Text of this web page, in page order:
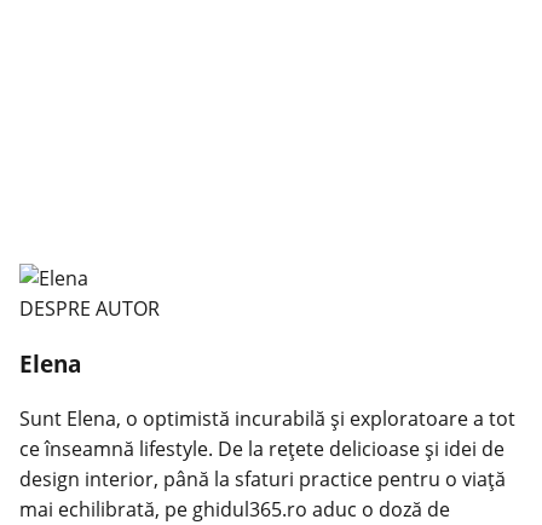
DESPRE AUTOR
Elena
Sunt Elena, o optimistă incurabilă și exploratoare a tot
ce înseamnă lifestyle. De la rețete delicioase și idei de
design interior, până la sfaturi practice pentru o viață
mai echilibrată, pe ghidul365.ro aduc o doză de